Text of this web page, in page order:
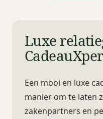
Luxe
Een mooi en luxe
manier om te laten
zakenpartners en